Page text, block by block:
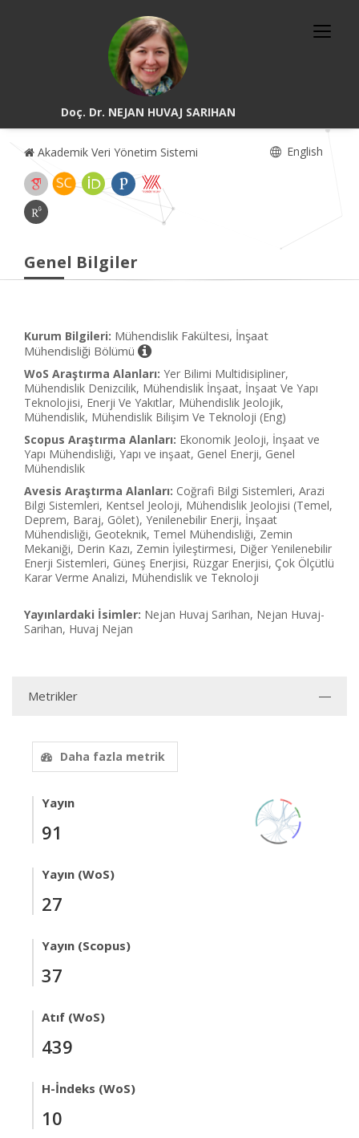
Doç. Dr. NEJAN HUVAJ SARIHAN
Akademik Veri Yönetim Sistemi English
Genel Bilgiler
Kurum Bilgileri: Mühendislik Fakültesi, İnşaat
Mühendisliği Bölümü
WoS Araştırma Alanları: Yer Bilimi Multidisipliner,
Mühendislik Denizcilik, Mühendislik İnşaat, İnşaat Ve Yapı
Teknolojisi, Enerji Ve Yakıtlar, Mühendislik Jeolojik,
Mühendislik, Mühendislik Bilişim Ve Teknoloji (Eng)
Scopus Araştırma Alanları: Ekonomik Jeoloji, İnşaat ve
Yapı Mühendisliği, Yapı ve inşaat, Genel Enerji, Genel
Mühendislik
Avesis Araştırma Alanları: Coğrafi Bilgi Sistemleri, Arazi
Bilgi Sistemleri, Kentsel Jeoloji, Mühendislik Jeolojisi (Temel,
Deprem, Baraj, Gölet), Yenilenebilir Enerji, İnşaat
Mühendisliği, Geoteknik, Temel Mühendisliği, Zemin
Mekaniği, Derin Kazı, Zemin İyileştirmesi, Diğer Yenilenebilir
Enerji Sistemleri, Güneş Enerjisi, Rüzgar Enerjisi, Çok Ölçütlü
Karar Verme Analizi, Mühendislik ve Teknoloji
Yayınlardaki İsimler: Nejan Huvaj Sarihan, Nejan Huvaj-
Sarihan, Huvaj Nejan
Metrikler
Daha fazla metrik
Yayın
91
Yayın (WoS)
27
Yayın (Scopus)
37
Atıf (WoS)
439
H-İndeks (WoS)
10